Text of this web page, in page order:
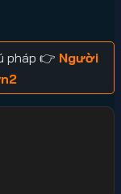
pháp 👉 Người